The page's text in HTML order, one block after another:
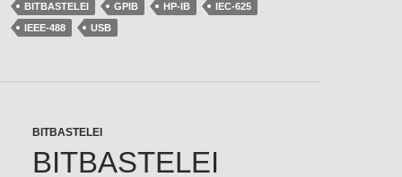
BITBASTELEI GPIB HP-IB
IEC-625
IEEE-488
USB
BITBASTELEI
BITBASTELEI